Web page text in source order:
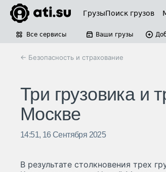
ГрузыПоиск грузов
Все сервисы Ваши грузы
← Безопасность и страхование
Три грузовика и
Москве
14:51, 16 Сентября 2025
В результате столкновения трех